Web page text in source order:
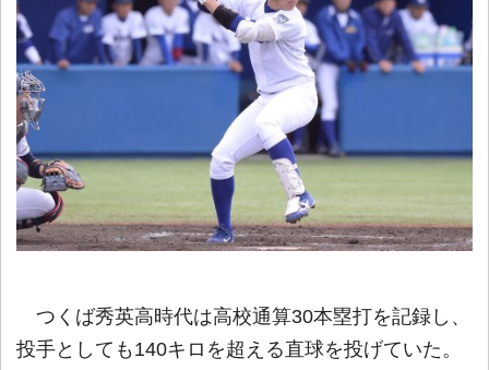
つくば秀英高時代は高校通算30本塁打を記録し、
投手としても140キロを超える直球を投げていた。